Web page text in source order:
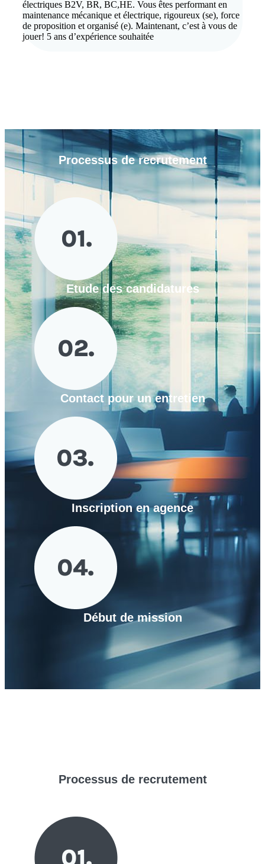
électriques B2V, BR, BC,HE. Vous êtes performant en
maintenance mécanique et électrique, rigoureux (se), force
de proposition et organisé (e). Maintenant, c’est à vous de
jouer! 5 ans d’expérience souhaitée
Processus derecrutement
Etude des candidatures
Contact pour un entretien
Inscription en agence
Début de mission
Processus de recrutement